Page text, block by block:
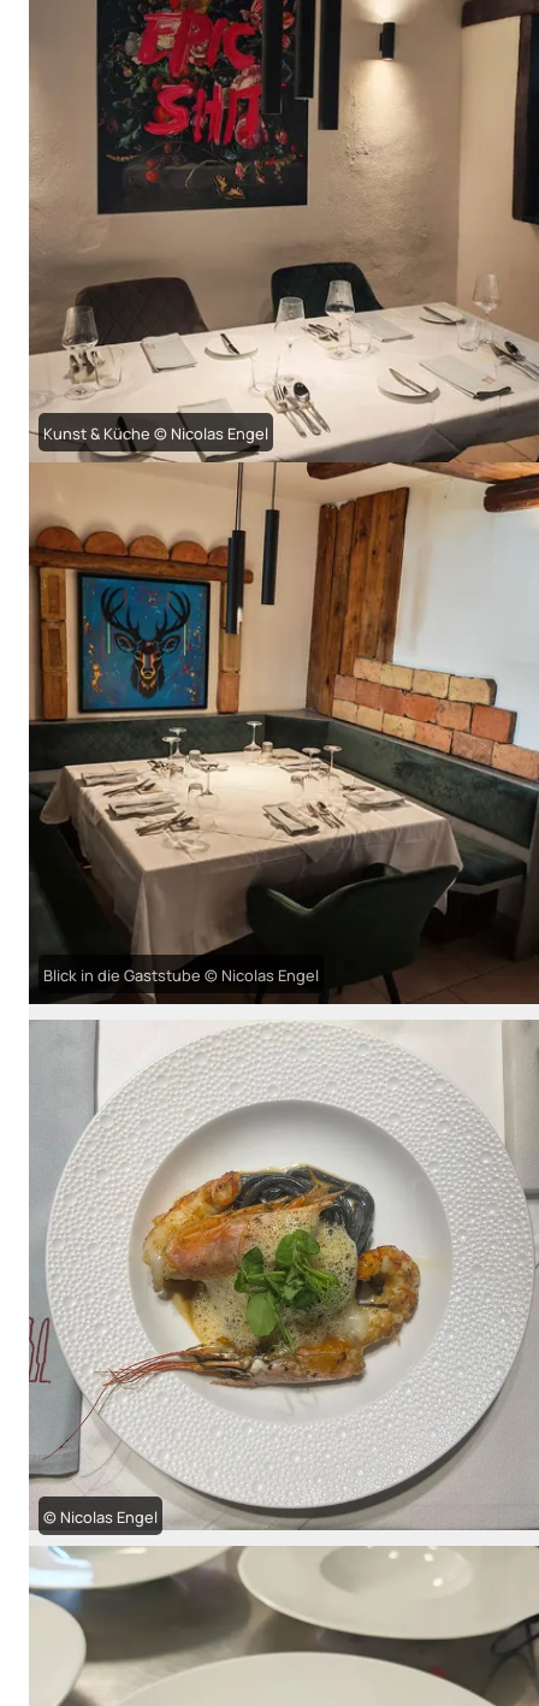
Kunst & Küche © Nicolas Engel
Blick in die Gaststube © Nicolas Engel
© Nicolas Engel